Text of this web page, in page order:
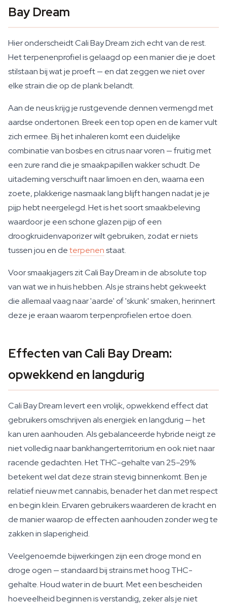
Bay Dream
Hier onderscheidt Cali Bay Dream zich echt van de rest.
Het terpenenprofiel is gelaagd op een manier die je doet
stilstaan bij wat je proeft — en dat zeggen we niet over
elke strain die op de plank belandt.
Aan de neus krijg je rustgevende dennen vermengd met
aardse ondertonen. Breek een top open en de kamer vult
zich ermee. Bij het inhaleren komt een duidelijke
combinatie van bosbes en citrus naar voren — fruitig met
een zure rand die je smaakpapillen wakker schudt. De
uitademing verschuift naar limoen en den, waarna een
zoete, plakkerige nasmaak lang blijft hangen nadat je je
pijp hebt neergelegd. Het is het soort smaakbeleving
waardoor je een schone glazen pijp of een
droogkruidenvaporizer wilt gebruiken, zodat er niets
tussen jou en deterpenenstaat.
Voor smaakjagers zit Cali Bay Dream in de absolute top
van wat we in huis hebben. Als je strains hebt gekweekt
die allemaal vaag naar 'aarde' of 'skunk' smaken, herinnert
deze je eraan waarom terpenprofielen ertoe doen.
Effecten van Cali Bay Dream:
opwekkend en langdurig
Cali Bay Dream levert een vrolijk, opwekkend effect dat
gebruikers omschrijven als energiek en langdurig — het
kan uren aanhouden. Als gebalanceerde hybride neigt ze
niet volledig naar bankhangerterritorium en ook niet naar
racende gedachten. Het THC-gehalte van 25–29%
betekent wel dat deze strain stevig binnenkomt. Ben je
relatief nieuw met cannabis, benader het dan met respect
en begin klein. Ervaren gebruikers waarderen de kracht en
de manier waarop de effecten aanhouden zonder weg te
zakken in slaperigheid.
Veelgenoemde bijwerkingen zijn een droge mond en
droge ogen — standaard bij strains met hoog THC-
gehalte. Houd water in de buurt. Met een bescheiden
hoeveelheid beginnen is verstandig, zeker als je niet